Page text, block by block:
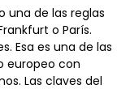
una de las reglas
o París.
Esa es una de las
europeo con
Las claves del